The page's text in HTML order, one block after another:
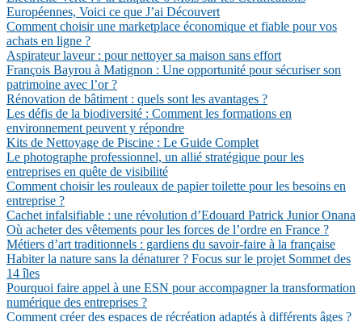
Européennes, Voici ce que J’ai Découvert
Comment choisir une marketplace économique et fiable pour vos
achats en ligne ?
Aspirateur laveur : pour nettoyer sa maison sans effort
François Bayrou à Matignon : Une opportunité pour sécuriser son
patrimoine avec l’or ?
Rénovation de bâtiment : quels sont les avantages ?
Les défis de la biodiversité : Comment les formations en
environnement peuvent y répondre
Kits de Nettoyage de Piscine : Le Guide Complet
Le photographe professionnel, un allié stratégique pour les
entreprises en quête de visibilité
Comment choisir les rouleaux de papier toilette pour les besoins en
entreprise ?
Cachet infalsifiable : une révolution d’Edouard Patrick Junior Onana
Où acheter des vêtements pour les forces de l’ordre en France ?
Métiers d’art traditionnels : gardiens du savoir-faire à la française
Habiter la nature sans la dénaturer ? Focus sur le projet Sommet des
14 îles
Pourquoi faire appel à une ESN pour accompagner la transformation
numérique des entreprises ?
Comment créer des espaces de récréation adaptés à différents âges ?